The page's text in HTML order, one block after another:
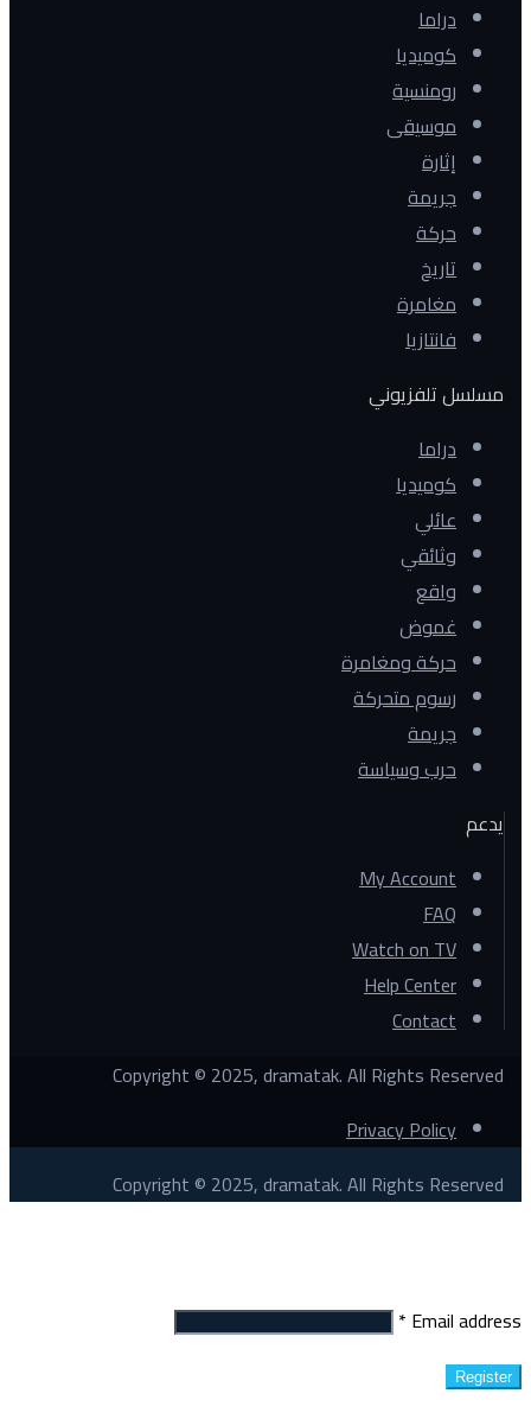
دراما
كوميديا
رومنسية
موسيقى
إثارة
جريمة
حركة
تاريخ
مغامرة
فانتازيا
مسلسل تلفزيوني
دراما
كوميديا
عائلي
وثائقي
واقع
غموض
حركة ومغامرة
رسوم متحركة
جريمة
حرب وسياسة
يدعم
My Account
FAQ
Watch on TV
Help Center
Contact
Copyright © 2025, dramatak. All Rights Reserved
Privacy Policy
Copyright © 2025, dramatak. All Rights Reserved
Email address
*
Register